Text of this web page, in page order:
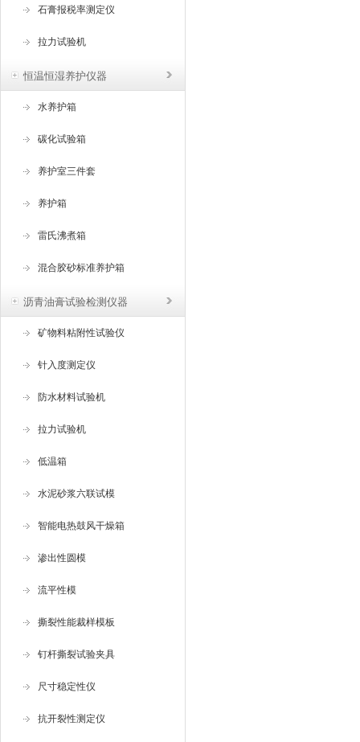
石膏报税率测定仪
拉力试验机
恒温恒湿养护仪器
水养护箱
碳化试验箱
养护室三件套
养护箱
雷氏沸煮箱
混合胶砂标准养护箱
沥青油膏试验检测仪器
矿物料粘附性试验仪
针入度测定仪
防水材料试验机
拉力试验机
低温箱
水泥砂浆六联试模
智能电热鼓风干燥箱
渗出性圆模
流平性模
撕裂性能裁样模板
钉杆撕裂试验夹具
尺寸稳定性仪
抗开裂性测定仪